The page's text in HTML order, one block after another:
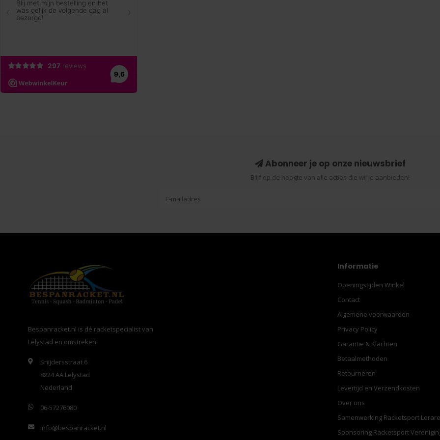
Abonneer je op onze nieuwsbrief
Blijf op de hoogte van alle acties die wij je aanbieden!
Bespanracket.nl is dé racketspecialist van
Lelystad en omstreken.
Snijdersstraat 6
8224 AA Lelystad
Nederland
06-57276080
info@bespanracket.nl
Informatie
Openingstijden Winkel
Contact
Algemene voorwaarden
Privacy Policy
Garantie & Klachten
Betaalmethoden
Retourneren
Levertijd en Verzendkosten
Over ons
Samenwerking Racketsport
Sponsoring Racketsport